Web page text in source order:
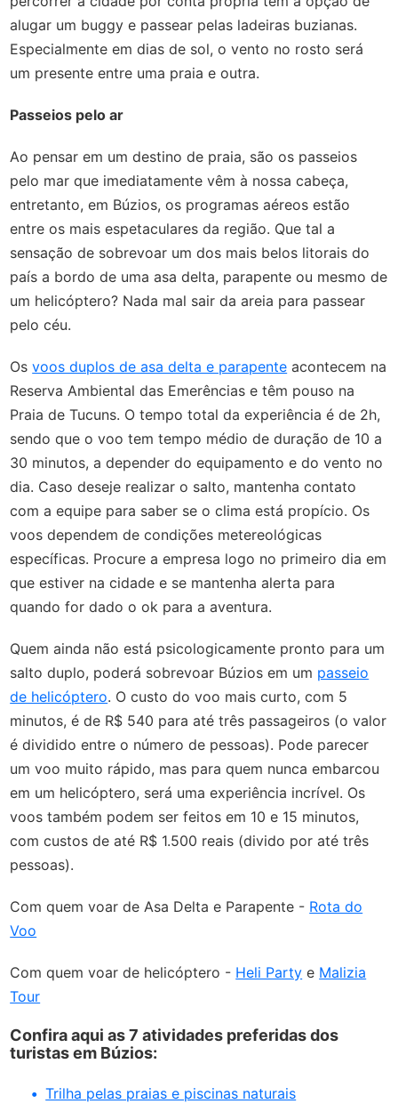
alugar um buggy e passear pelas ladeiras buzianas.
Especialmente em dias de sol, o vento no rosto será
um presente entre uma praia e outra.
Passeios pelo ar
Ao pensar em um destino de praia, são os passeios
pelo mar que imediatamente vêm à nossa cabeça,
entretanto, em Búzios, os programas aéreos estão
entre os mais espetaculares da região. Que tal a
sensação de sobrevoar um dos mais belos litorais do
país a bordo de uma asa delta, parapente ou mesmo de
um helicóptero? Nada mal sair da areia para passear
pelo céu.
Osvoos duplos de asa delta e parapente acontecem na
Reserva Ambiental das Emerências e têm pouso na
Praia de Tucuns. O tempo total da experiência é de 2h,
sendo que o voo tem tempo médio de duração de 10 a
30 minutos, a depender do equipamento e do vento no
dia. Caso deseje realizar o salto, mantenha contato
com a equipe para saber se o clima está propício. Os
voos dependem de condições metereológicas
específicas. Procure a empresa logo no primeiro dia em
que estiver na cidade e se mantenha alerta para
quando for dado o ok para a aventura.
Quem ainda não está psicologicamente pronto para um
salto duplo, poderá sobrevoar Búzios em um passeio
de helicóptero. O custo do voo mais curto, com 5
minutos, é de R$ 540 para até três passageiros (o valor
é dividido entre o número de pessoas). Pode parecer
um voo muito rápido, mas para quem nunca embarcou
em um helicóptero, será uma experiência incrível. Os
voos também podem ser feitos em 10 e 15 minutos,
com custos de até R$ 1.500 reais (divido por até três
pessoas).
Com quem voar de Asa Delta e Parapente - Rota do
Voo
Com quem voar de helicóptero - Heli Party e Malizia
Tour
Confira aqui as 7 atividades preferidas dos
turistas em Búzios:
Trilha pelas praias e piscinas naturais